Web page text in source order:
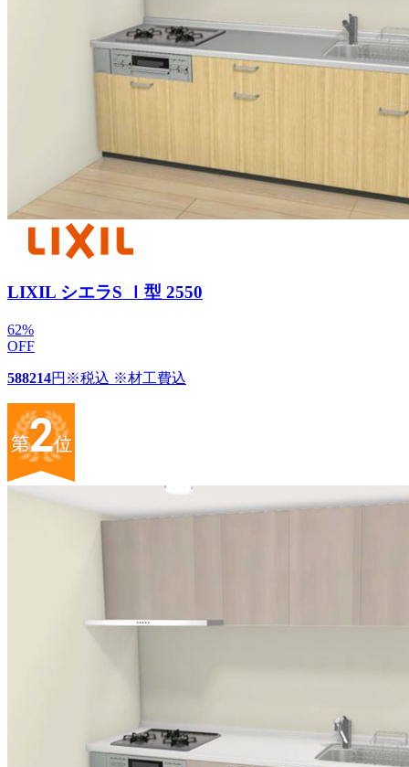
LIXIL シエラS Ｉ型 2550
62%
OFF
588214円 ※税込 ※材工費込